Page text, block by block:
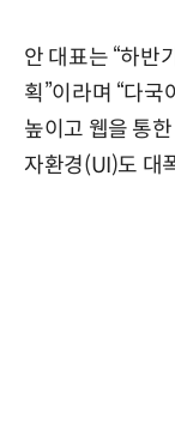
안 대표는 “하반
획”이라며 “다
높이고 웹을 통
자환경(UI)도 대